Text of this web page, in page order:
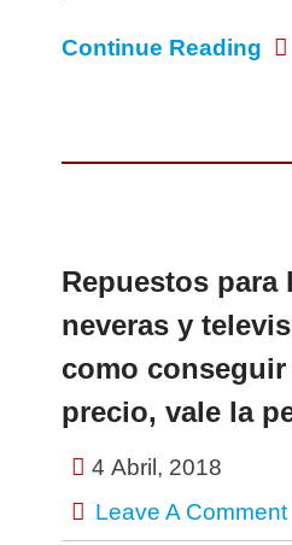
Continue Reading
Repuestos para
neveras y
como
precio, vale la
4 Abril, 2018
Leave A Comment